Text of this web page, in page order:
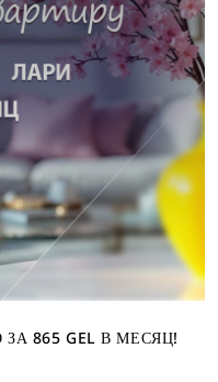
865 GEL В МЕСЯЦ!